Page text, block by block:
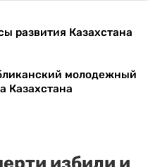
развития Казахстана
молодежный
Казахстана